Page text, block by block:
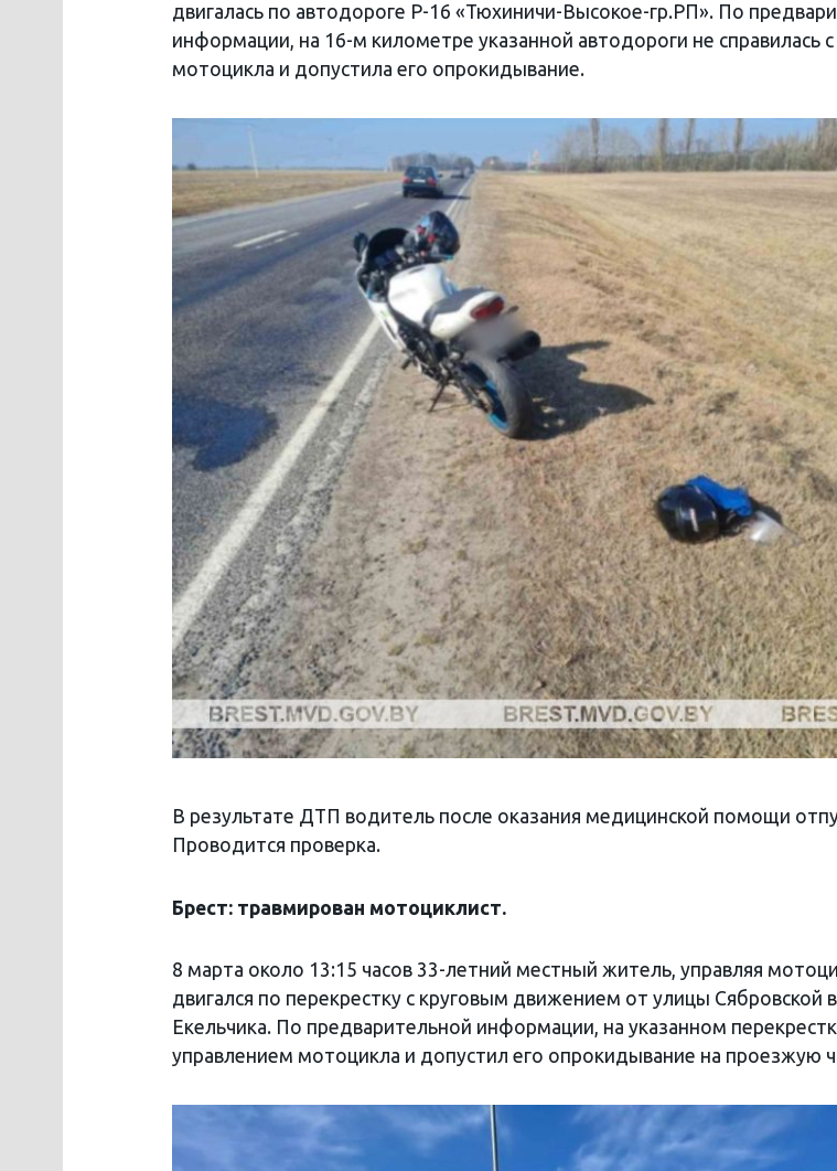
двигалась по автодороге Р-16 «Тюхиничи-Высокое-гр.РП». По
информации, на 16-м километре указанной автодороги не справилась
мотоцикла и допустила его опрокидывание.
В результате ДТП водитель после оказания медицинской помощи
Проводится проверка.
Брест: травмирован мотоциклист.
8 марта около 13:15 часов 33-летний местный житель, управляя
двигался по перекрестку с круговым движением от улицы Сябровской
Екельчика. По предварительной информации, на указанном
управлением мотоцикла и допустил его опрокидывание на проезжую